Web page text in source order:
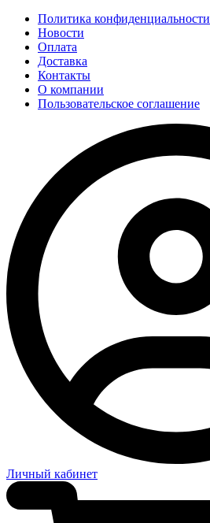
Политика конфиденциальности
Новости
Оплата
Доставка
Контакты
О компании
Пользовательское соглашение
Личный кабинет